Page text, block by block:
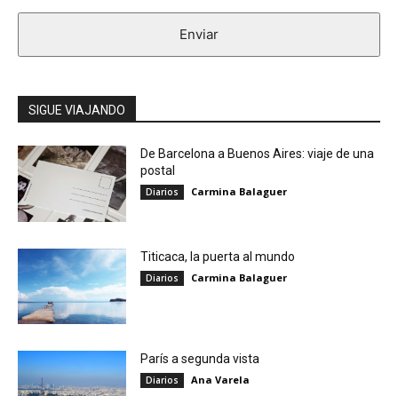
Enviar
SIGUE VIAJANDO
De Barcelona a Buenos Aires: viaje de una
postal
Diarios Carmina Balaguer
Titicaca, la puerta al mundo
Diarios Carmina Balaguer
París a segunda vista
Diarios Ana Varela